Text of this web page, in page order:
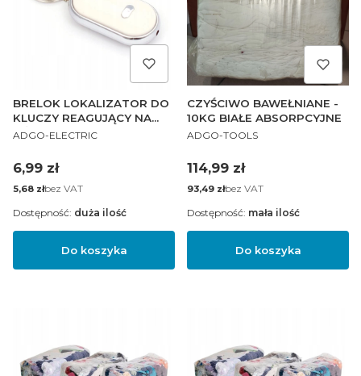
BRELOK LOKALIZATOR DO
KLUCZY REAGUJĄCY NA
DŹWIĘK
PRODUCENT
ADGO-ELECTRIC
Cena
6,99 zł
Cena
5,68 złbez VAT
Do koszyka
Dostępność: duża ilość
CZYŚCIWO BAWEŁNIANE -
10KG BIAŁE ABSORPCYJNE
PRODUCENT
ADGO-TOOLS
Cena
114,99 zł
Cena
93,49 złbez VAT
Do koszyka
Dostępność: mała ilość